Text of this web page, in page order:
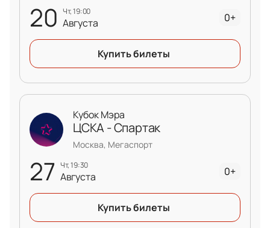
20 чт, 19:00
Августа 0+
Купить билеты
27 чт, 19:30
Августа
Кубок Мэра
ЦСКА - Спартак
Москва, Мегаспорт
0+
Купить билеты